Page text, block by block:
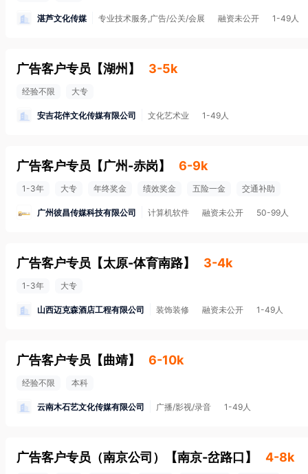
湛芦文化传媒 专业技术服务,广告/公关/会展 融资未公开 1-49人
广告客户专员 【湖州 】 3-5k
经验不限 大专
安吉花伴文化传媒有限公司 文化艺术业 1-49人
广告客户专员 【广州-赤岗】 6-9k
1-3年 大专 年终奖金 绩效奖金 五险一金 交通补助
广州彼昌传媒科技有限公司 计算机软件 融资未公开 50-99人
广告客户专员 【太原-体育南路】 3-4k
1-3年 大专
山西迈克森酒店工程有限公司 装饰装修 融资未公开 1-49人
广告客户专员 【曲靖】 6-10k
经验不限 本科
云南木石艺文化传媒有限公司 广播/影视/录音 1-49人
广告客户专员（南京公司） 【南京-岔路口 】 4-8k